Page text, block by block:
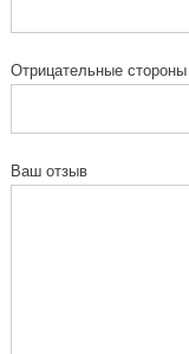
Отрицательные стороны
Ваш отзыв